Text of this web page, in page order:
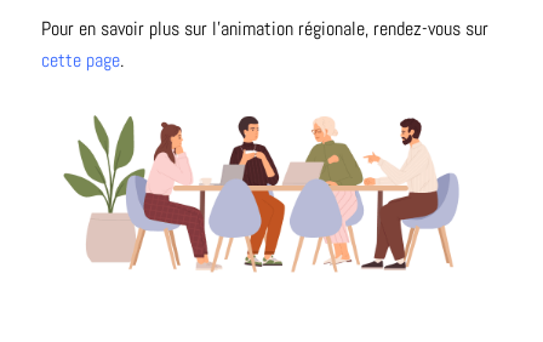
Pour en savoir plus sur l’animation régionale, rendez-vous sur
cette page.